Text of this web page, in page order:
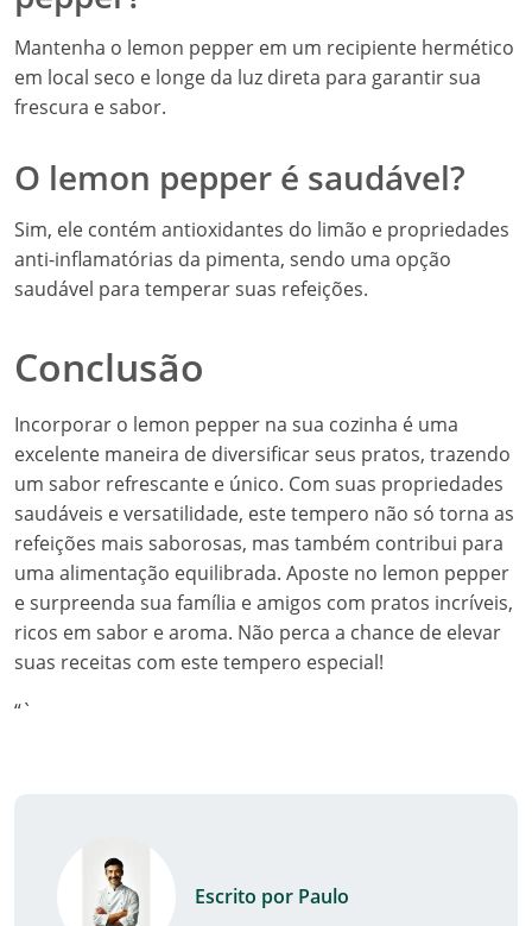
Mantenha o lemon pepper em um recipiente hermético
em local seco e longe da luz direta para garantir sua
frescura e sabor.
O lemon pepper é saudável?
Sim, ele contém antioxidantes do limão e propriedades
anti-inflamatórias da pimenta, sendo uma opção
saudável para temperar suas refeições.
Conclusão
Incorporar o lemon pepper na sua cozinha é uma
excelente maneira de diversificar seus pratos, trazendo
um sabor refrescante e único. Com suas propriedades
saudáveis e versatilidade, este tempero não só torna as
refeições mais saborosas, mas também contribui para
uma alimentação equilibrada. Aposte no lemon pepper
e surpreenda sua família e amigos com pratos incríveis,
ricos em sabor e aroma. Não perca a chance de elevar
suas receitas com este tempero especial!
“`
Escrito por Paulo